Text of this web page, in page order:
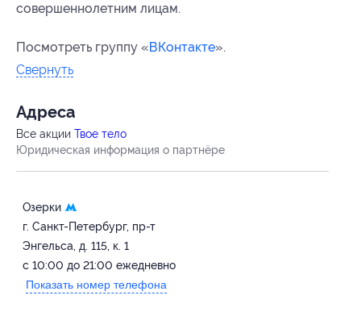
совершеннолетним лицам.
Посмотреть группу «ВКонтакте».
Свернуть
Адресa
Все акции Твое тело
Юридическая информация о партнёре
Озерки
г. Санкт-Петербург, пр-т
Энгельса, д. 115, к. 1
с 10:00 до 21:00 ежедневно
Показать номер телефона